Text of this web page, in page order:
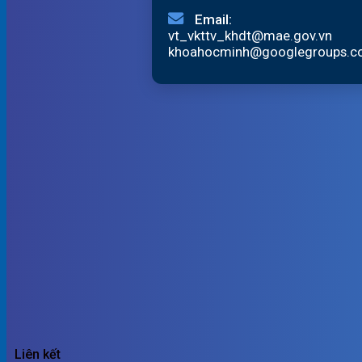
Email:
vt_vkttv_khdt@mae.gov.vn
Liên kết